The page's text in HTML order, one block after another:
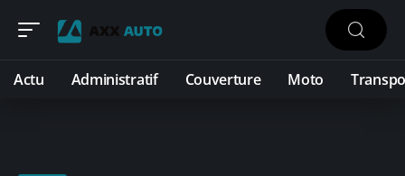
Actu Administratif Couverture Moto